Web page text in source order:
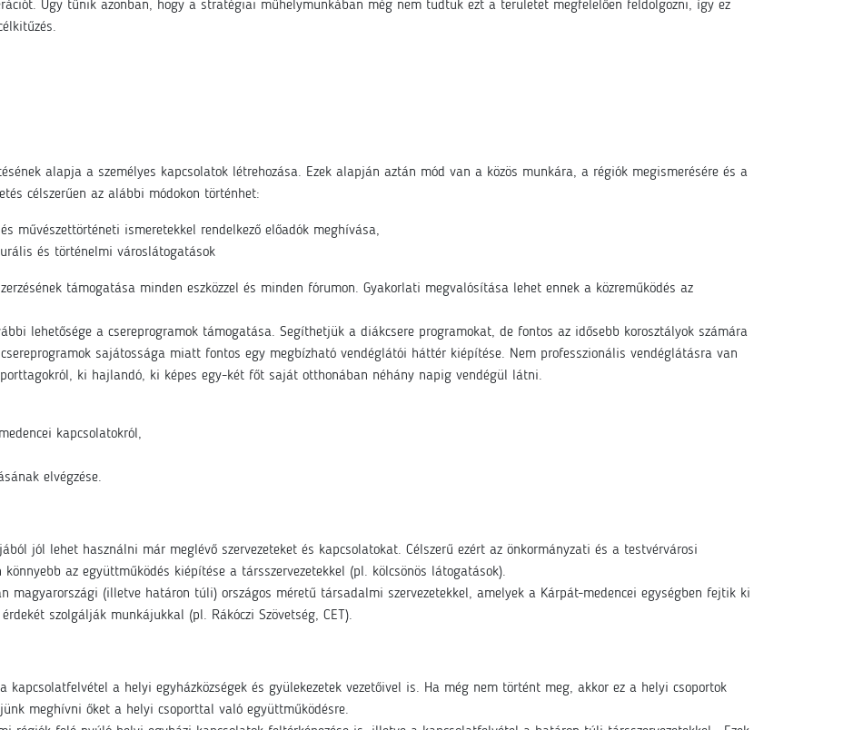
Úgy tűnik azonban, hogy a stratégiai műhelymunkában még nem tudtuk ezt a területet megfelelően feldolgozni, így ez
alapja a személyes kapcsolatok létrehozása. Ezek alapján aztán mód van a közös munkára, a régiók megismerésére és a
célszerűen az alábbi módokon történhet:
művészettörténeti ismeretekkel rendelkező előadók meghívása,
és történelmi városlátogatások
támogatása minden eszközzel és minden fórumon. Gyakorlati megvalósítása lehet ennek a közreműködés az
lehetősége a csereprogramok támogatása. Segíthetjük a diákcsere programokat, de fontos az idősebb korosztályok számára
sajátossága miatt fontos egy megbízható vendéglátói háttér kiépítése. Nem professzionális vendéglátásra van
ki hajlandó, ki képes egy-két főt saját otthonában néhány napig vendégül látni.
kapcsolatokról,
elvégzése.
jól lehet használni már meglévő szervezeteket és kapcsolatokat. Célszerű ezért az önkormányzati és a testvérvárosi
az együttműködés kiépítése a társszervezetekkel (pl. kölcsönös látogatások).
magyarországi (illetve határon túli) országos méretű társadalmi szervezetekkel, amelyek a Kárpát-medencei egységben fejtik ki
szolgálják munkájukkal (pl. Rákóczi Szövetség, CET).
a helyi egyházközségek és gyülekezetek vezetőivel is. Ha még nem történt meg, akkor ez a helyi csoportok
meghívni őket a helyi csoporttal való együttműködésre.